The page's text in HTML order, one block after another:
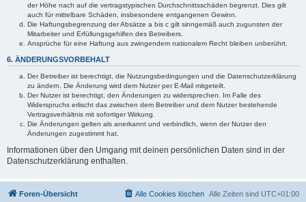
der Höhe nach auf die vertragstypischen Durchschnittsschäden begrenzt. Dies gilt
auch für mittelbare Schäden, insbesondere entgangenen Gewinn.
Die Haftungsbegrenzung der Absätze a bis c gilt sinngemäß auch zugunsten der
Mitarbeiter und Erfüllungsgehilfen des Betreibers.
Ansprüche für eine Haftung aus zwingendem nationalem Recht bleiben unberührt.
6. ÄNDERUNGSVORBEHALT
Der Betreiber ist berechtigt, die Nutzungsbedingungen und die Datenschutzerklärung
zu ändern. Die Änderung wird dem Nutzer per E-Mail mitgeteilt.
Der Nutzer ist berechtigt, den Änderungen zu widersprechen. Im Falle des
Widerspruchs erlischt das zwischen dem Betreiber und dem Nutzer bestehende
Vertragsverhältnis mit sofortiger Wirkung.
Die Änderungen gelten als anerkannt und verbindlich, wenn der Nutzer den
Änderungen zugestimmt hat.
Informationen über den Umgang mit deinen persönlichen Daten sind in der
Datenschutzerklärung enthalten.
Foren-Übersicht Alle Zeiten sind UTC+01:00
Alle Cookies löschen